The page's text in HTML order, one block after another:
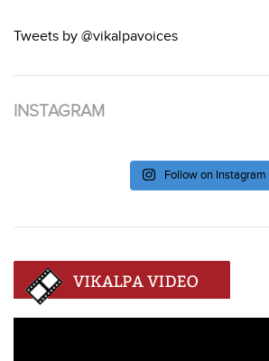
Tweets by @vikalpavoices
INSTAGRAM
Follow on Instagram